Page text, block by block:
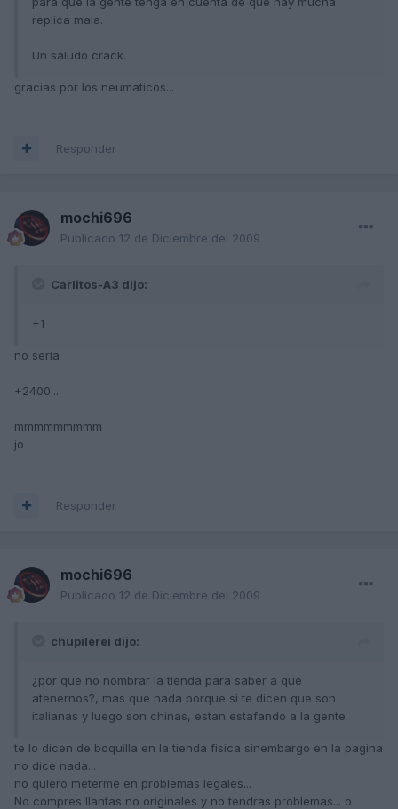
replica mala.
Un saludo crack.
gracias por los neumaticos...
Responder
mochi696
Publicado 12 de Diciembre del 2009
Carlitos-A3 dijo:
+1
no seria
+2400....
mmmmmmmmm
jo
Responder
mochi696
Publicado 12 de Diciembre del 2009
chupilerei dijo:
¿por que no nombrar la tienda para saber a que
atenernos?, mas que nada porque si te dicen que son
italianas y luego son chinas, estan estafando a la gente
te lo dicen de boquilla en la tienda fisica sinembargo en la pagina
no dice nada...
no quiero meterme en problemas legales...
No compres llantas no originales y no tendras problemas... o